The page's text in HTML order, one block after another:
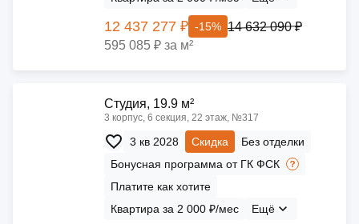
12 437 277 ₽ -15% 14 632 090 ₽
595 085 ₽ за м²
Cтудия, 19.9 м²
3 корпус, 6 секция, 22 этаж, №317
3 кв 2028 Скидка
Без отделки
Бонусная программа от ГК ФСК
Платите как хотите
Квартира за 2 000 ₽/мес
Ещё